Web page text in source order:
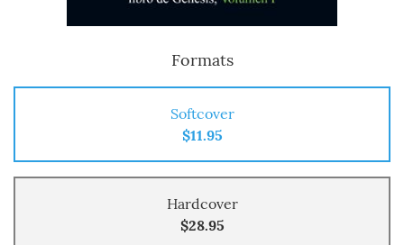
Formats
Softcover
$11.95
Hardcover
$28.95